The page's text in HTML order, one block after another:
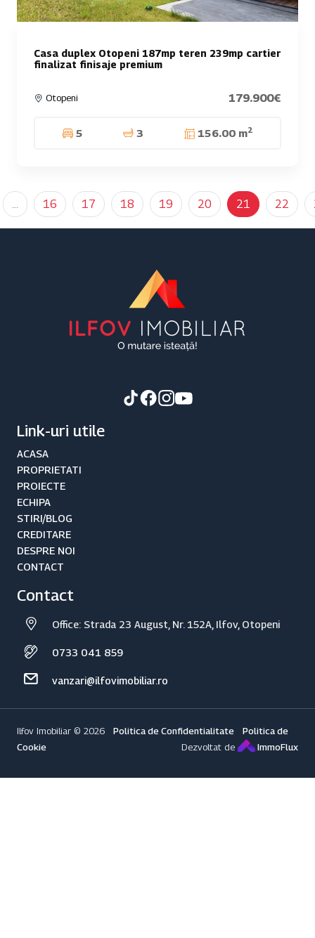
Casa duplex Otopeni 187mp teren 239mp cartier
finalizat finisaje premium
Otopeni 179.900€
5 3 156.00 m2
... 16 17 18 19 20 21 22
Link-uri utile
ACASA
PROPRIETATI
PROIECTE
ECHIPA
STIRI/BLOG
CREDITARE
DESPRE NOI
CONTACT
Contact
Office: Strada 23 August, Nr. 152A, Ilfov, Otopeni
0733 041 859
vanzari@ilfovimobiliar.ro
Ilfov Imobiliar © 2026 Politica de Confidentialitate
Politica de
Cookie
Dezvoltat de ImmoFlux